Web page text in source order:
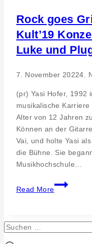
&
Müller
GmbH
Rock goes
Kult’19
Luke und
7. November 20224.
(pr) Yasi Hofer, 1992
musikalische
Alter von 12 Jahren
Können an der
Vai, und holte Yasi
die Bühne. Sie
Musikhochschule…
Read More
Rock
goes
Suchen
nach: